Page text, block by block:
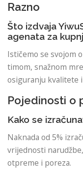
Razno
Što izdvaja
agenata za
Ističemo se svojom
timom, snažnom
osiguranju kvalitete
Pojedinosti o
Kako se
Naknada od 5%
vrijednosti
otpreme i poreza.